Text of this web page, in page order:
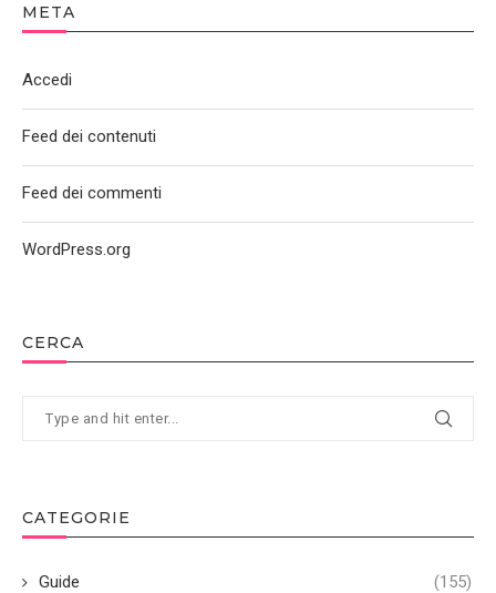
CERCA
CATEGORIE
Guide (155)
META
Accedi
Feed dei contenuti
Feed dei commenti
WordPress.org